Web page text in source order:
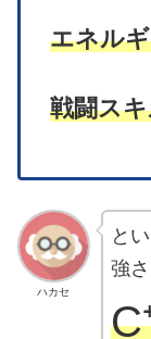
エネル
戦闘ス
ハカセ
と
強
C